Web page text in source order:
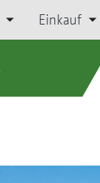
Einkauf